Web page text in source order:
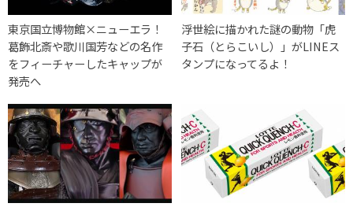
東京国立博物館×ニューエラ！
葛飾北斎や歌川国芳などの名作
をフィーチャーしたキャップが
発売へ
浮世絵に描かれた謎の動物「虎
子石（とらこいし）」がLINEス
タンプになってるよ！